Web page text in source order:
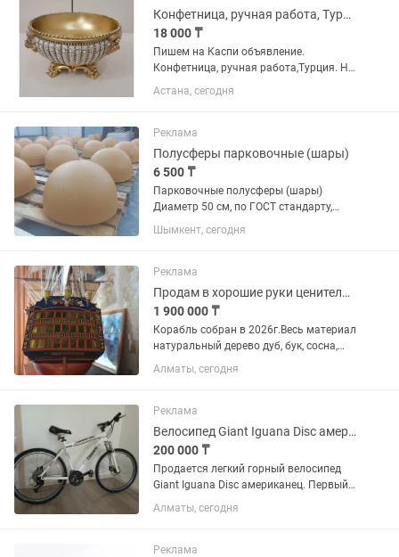
(стальные,...
Конфетница, ручная работа, Турция
18 000 ₸
Пишем на Каспи объявление.
Конфетница, ручная работа,Турция. На
столе смотрится очень красиво и
приятно, глаз радует. Можно в
Астана, сегодня
Реклама
Полусферы парковочные (шары)
6 500 ₸
Парковочные полусферы (шары)
Диаметр 50 см, по ГОСТ стандарту,
желтого цвета для ограничения заезда
машин. Крепкие, цвет устойчивый,
цвета
Шымкент, сегодня
Реклама
Продам в хорошие руки ценителю исторических парусных кораблей .
1 900 000 ₸
Корабль собран в 2026г.Весь материал
натуральный дерево дуб, бук, сосна,
липа. Пушки из металла.Паруса лён,
такелажная оснастка крученая
диаметра.Масштаб:1×84.Длина:1,25м.В
ысота...
Алматы, сегодня
Реклама
Велосипед Giant Iguana Disc американец
200 000 ₸
Продается легкий горный велосипед
Giant Iguana Disc американец. Первый
владелец. Гидравлическая система
тормозов. Документ и документация к
дополнительно купленную...
Алматы, сегодня
Реклама